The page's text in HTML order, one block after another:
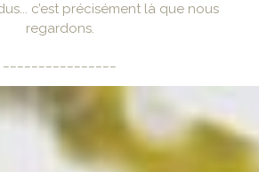
c’est précisément là que nous
regardons.